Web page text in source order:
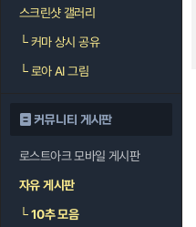
스크린샷 갤러리
└커마 상시 공유
└로아 AI 그림
커뮤니티 게시판
로스트아크 모바일 게시판
자유 게시판
└10추 모음